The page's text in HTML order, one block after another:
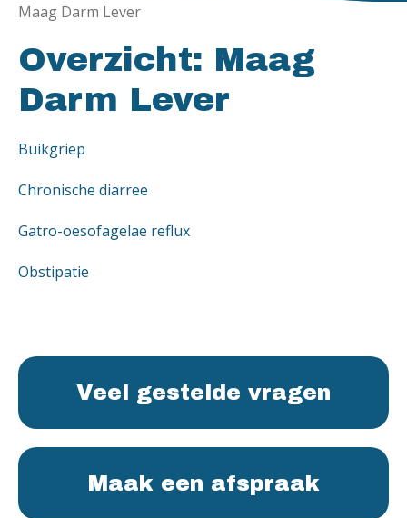
Maag Darm Lever
Overzicht: Maag
Darm Lever
Buikgriep
Chronische diarree
Gatro-oesofagelae reflux
Obstipatie
Veel gestelde vragen
Maak een afspraak